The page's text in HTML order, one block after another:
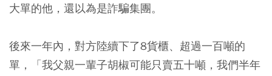
大單的他，還以為是詐騙集團。
後來一年內，對方陸續下了8貨櫃、超過一百噸的
單，「我父親一輩子胡椒可能只賣五十噸，我們半年